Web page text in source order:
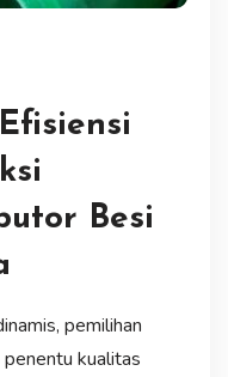
Besi
pemilihan
kualitas